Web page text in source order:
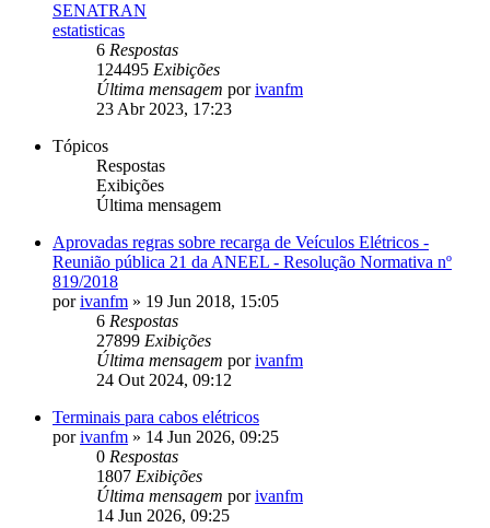
SENATRAN
estatisticas
6 Respostas
124495 Exibições
Última mensagem porivanfm
23 Abr 2023, 17:23
Tópicos
Respostas
Exibições
Última mensagem
Aprovadas regras sobre recarga de Veículos Elétricos -
Reunião pública 21 da ANEEL - Resolução Normativa nº
819/2018
porivanfm » 19 Jun 2018, 15:05
6 Respostas
27899 Exibições
Última mensagem porivanfm
24 Out 2024, 09:12
Terminais para cabos elétricos
porivanfm » 14 Jun 2026, 09:25
0 Respostas
1807 Exibições
Última mensagem porivanfm
14 Jun 2026, 09:25